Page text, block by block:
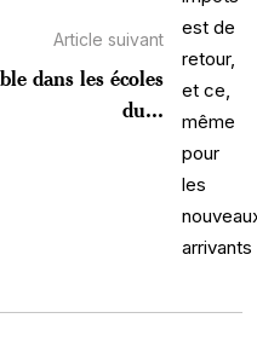
Article suivant
dans les écoles
du...